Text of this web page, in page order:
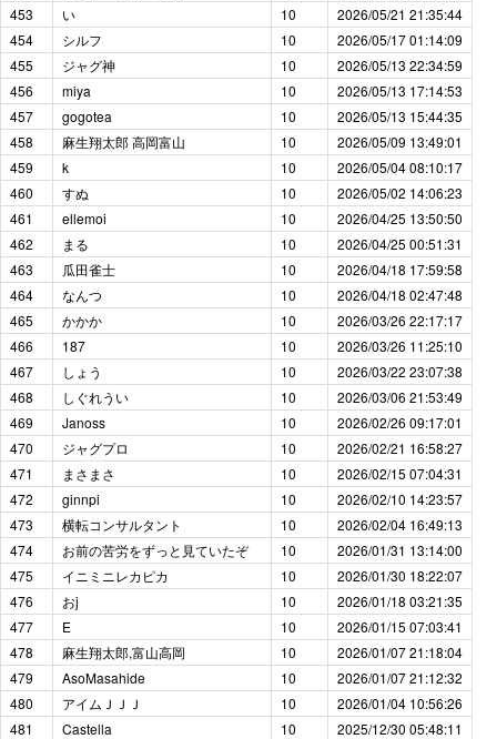
453
い 10
2026/05/21 21:35:44
454
シルフ 10
2026/05/17 01:14:09
455
ジャグ神 10
2026/05/13 22:34:59
456
miya 10
2026/05/13 17:14:53
457
gogotea 10
2026/05/13 15:44:35
458
麻生翔太郎 高岡富山 10
2026/05/09 13:49:01
459
k 10
2026/05/04 08:10:17
460
すぬ 10
2026/05/02 14:06:23
461
ellemoi 10
2026/04/25 13:50:50
462
まる 10
2026/04/25 00:51:31
463
瓜田雀士 10
2026/04/18 17:59:58
464
なんつ 10
2026/04/18 02:47:48
465
かかか 10
2026/03/26 22:17:17
466
187 10
2026/03/26 11:25:10
467
しょう 10
2026/03/22 23:07:38
468
しぐれうい 10
2026/03/06 21:53:49
469
Janoss 10
2026/02/26 09:17:01
470
ジャグプロ 10
2026/02/21 16:58:27
471
まさまさ 10
2026/02/15 07:04:31
472
ginnpi 10
2026/02/10 14:23:57
473
横転コンサルタント 10
2026/02/04 16:49:13
474
お前の苦労をずっと見ていたぞ 10
2026/01/31 13:14:00
475
イニミニレカピカ 10
2026/01/30 18:22:07
476
おj 10
2026/01/18 03:21:35
477
E 10
2026/01/15 07:03:41
478
麻生翔太郎,富山高岡 10
2026/01/07 21:18:04
479
AsoMasahide 10
2026/01/07 21:12:32
480
アイムＪＪＪ 10
2026/01/04 10:56:26
481
Castella 10
2025/12/30 05:48:11